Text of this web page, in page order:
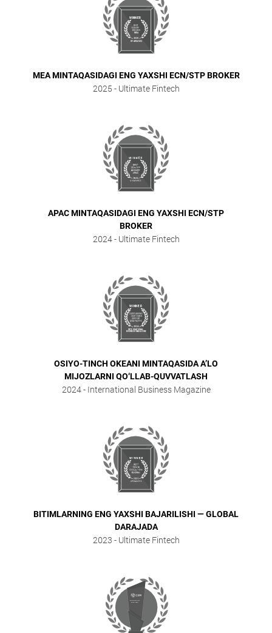
MEA MINTAQASIDAGI ENG YAXSHI ECN/STP BROKER
2025 - Ultimate Fintech
APAC MINTAQASIDAGI ENG YAXSHI ECN/STP
BROKER
2024- Ultimate Fintech
OSIYO-TINCH OKEANI MINTAQASIDA A’LO
MIJOZLARNI QO‘LLAB-QUVVATLASH
2024- International Business Magazine
BITIMLARNING ENG YAXSHI BAJARILISHI — GLOBAL
DARAJADA
2023 - Ultimate Fintech